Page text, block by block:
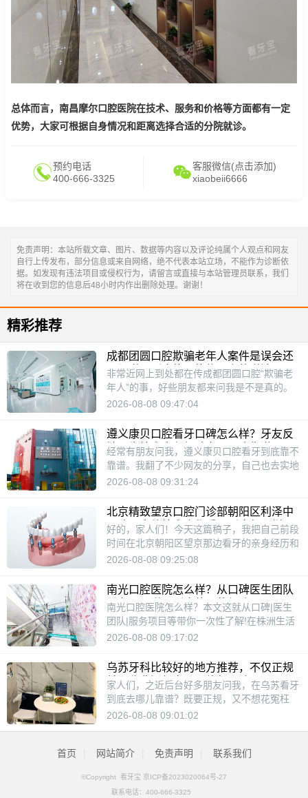
总体而言，南昌摩尔口腔医院在技术、服务和价格等方面都有一定
优势，大家可根据自身情况和距离选择合适的分院就诊。
预约电话
400-666-3325
客服微信(点击添加)
xiaobeii6666
免责声明：本站所载文章、图片、数据等内容以及评论纯属个人观点和网友
自行上传发布，部分信息或来自网络，绝不代表本站立场，不能作为诊断依
据。如发现有违法项目或侵权行为，请留言或直接与本站管理员联系，我们
将在收到您的信息后48小时内作出删除处理。谢谢！
精彩推荐
成都团圆口腔欺骗老年人案件是误会还
是阴谋，到底能不能信网上的说法？
非常近网上到处都在传成都团圆口腔“欺骗老
年人”的事，好些朋友都来问我是不是真的。
今天我就把这事儿掰开揉碎了讲讲，用我知道
有什么见不得人的勾当？我的看法是，所谓的
“欺骗老年人”，更像是对一家正规牙科机构的
不实传闻。成都团圆口腔在成都开了二十多
年，锦江、金牛、高新、成华四个区都有店，
服务过的人少说也有几十万，口碑一直不错。
看。一、成都团圆口腔到底是个什么地方？1.
正儿八经的“持证上岗”首先，人家有卫健委发
的正规医疗机构执业许可证，这是开医院的
年成立到现在，每年年检都合格，没出过什么
种街边小店，在成都四个区都开了分院，每家
店都有自己的诊室和医生团队，规模不小。总
院那栋楼有八层，还带专用停车场，硬件条件
一看就挺扎实。3.医生队伍挺靠谱院长于淼、
不少人都听过。团队里好些医生以前在、同济
这些大医院干过，经验从十年到二十多年的都
有。特别是种牙和矫正这两块，医生的技术确
实有底气。4.设备上没少花钱他们有两台CT机
（韩国和意大利的牌子），还有三台口内扫描
仪。在成都的私立牙科里，这套配置算高的
要，设备好，心里也踏实点。这些基本信息，
你在网上随便搜搜都能找到。想想看，要真是
个专门“坑老头老太太”的地方，怎么可能安安
2026-08-08 09:47:04
遵义康贝口腔看牙口碑怎么样？牙友反
馈医生技术出色经验充足，这靠谱吗
经常有朋友问我，遵义康贝口腔看牙到底靠不
靠谱。我翻了不少网友的分享，自己也去实地
看了看，感觉这家口碑还真挺不错的。医生技
信息、医生团队、价格和大家的真实体验这几
个角度，跟大家好好聊聊这家口腔机构。一、
遵义康贝口腔基础信息及环境咱们看牙之前，
总得先看看地方干不干净、设备齐不齐全，对
吧？环境敞亮，心里才踏实。康贝口腔在新蒲
不小，有2000平米。一走进去，感觉就比那
些挤在写字楼里的小诊所宽敞正规多了。里面
放了10张牙椅，工作人员有40多位，平时接
的诊室，私密性不错，而且消毒工作做得很仔
班族挺友好的，下班过去也来得及。门口就有
停车场，自己开车过去特别方便，不用绕着圈
找车位。二、遵义康贝口腔医生团队和技术特
色说到底，一家口腔机构好不好，关键还得看
王国久医生，在遵义本地口碑挺响的。王医生
种植，还是难度比较大的All-on-4、穿颧穿翼
2026-08-08 09:31:24
北京精致望京口腔门诊部朝阳区利泽中
一路，中德技术合作看牙到底怎么样，
谁能讲明白
好的，家人们！今天这篇稿子，我把自己前段
时间在北京朝阳区望京那边看牙的亲身经历和
探店过程，仔仔细细整理出来了。标题就是
阳区利泽中一路/中德技术合作看牙更放
心！》。这篇文章会从多个角度带你了解这家
门诊部，包括它有什么特别之处、团队配置、
收费参考以及我当时实地探访的真实感受。全
文干货，希望能给正在找靠谱牙科机构的朋友
理位置与整体印象先说说位置吧，这家门诊部
就在咱们朝阳区望京商圈的核心地段，具体地
址是利泽中一路1号院。坦白讲，望京这一片
能开到这种核心位置的，本身就说明它服务的
交通确实方便，地铁或者开车过去都很顺，周
饭，时间安排上很轻松。进门的初感受就是环
境。不是那种冷冰冰的诊所装修，整个内部设
2026-08-08 09:25:08
南光口腔医院怎么样？从口碑医生团队
服务项目说，到底值不值得选？
南光口腔医院怎么样？本文这就从口碑|医生
团队|服务项目等带你一次性了解!在株洲生活
了这么多年，身边总有朋友问起看牙去哪家比
本地扎根了二十多年的老牌连锁机构，到底值
不值得去，看完这篇你就心里有数了。一、医
院概况与规模南光口腔是经天元区批准成立的
正规口腔医疗机构，执照和执业许可证都齐
全。从2001年开业到现在，已经积累了超过
二十年的经验，可以说是株洲口腔行业里的老
有限公司旗下，在株洲市总共开了9家分院，
覆盖了石峰、天元、荷塘、芦淞、渌口等好几
个区。这种连锁模式较实在的好处就是方便，
2026-08-08 09:17:02
乌苏牙科比较好的地方推荐，不仅正规
并且收费还便宜，具体怎么选
家人们，之近后台好多朋友问我，在乌苏看牙
到底去哪儿靠谱？既要正规，又不想花冤枉
钱，这事儿我一开始也犯愁。牙齿问题，弄不
出来，希望能帮大家避避坑。我先直接说结论
队和收费是不是透明。下面我就从几个方面聊
聊，什么样的牙科才算“便宜又靠谱”，顺便分
2026-08-08 09:01:02
首页 网站简介 免责声明 联系我们
©Copyright 看牙宝 京ICP备2023020064号-27
联系电话： 400-666-3325